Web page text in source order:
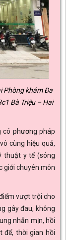
Phòng khám Đa
Bà Triệu – Hai
có phương pháp
vô cùng hiệu quả,
thuật y tế (sóng
giới chuyên môn
vượt trội cho
gây đau, không
nhẵn mịn, hồi
để, thời gian hồi